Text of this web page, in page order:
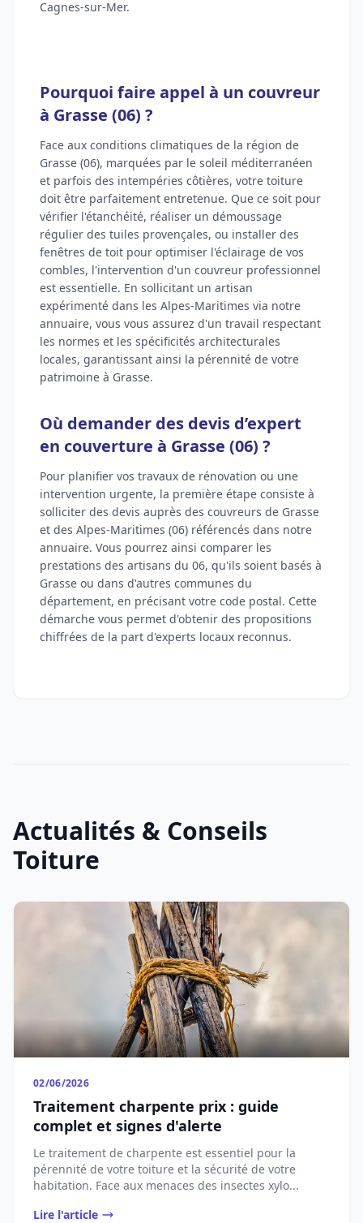
Cagnes-sur-Mer.
Pourquoi faire appel à un couvreur
à Grasse (06) ?
Face aux conditions climatiques de la région de
Grasse (06), marquées par le soleil méditerranéen
et parfois des intempéries côtières, votre toiture
doit être parfaitement entretenue. Que ce soit pour
vérifier l'étanchéité, réaliser un démoussage
régulier des tuiles provençales, ou installer des
fenêtres de toit pour optimiser l'éclairage de vos
combles, l'intervention d'un couvreur professionnel
est essentielle. En sollicitant un artisan
expérimenté dans les Alpes-Maritimes via notre
annuaire, vous vous assurez d'un travail respectant
les normes et les spécificités architecturales
locales, garantissant ainsi la pérennité de votre
patrimoine à Grasse.
Où demander des devis d’expert
en couverture à Grasse (06) ?
Pour planifier vos travaux de rénovation ou une
intervention urgente, la première étape consiste à
solliciter des devis auprès des couvreurs de Grasse
et des Alpes-Maritimes (06) référencés dans notre
annuaire. Vous pourrez ainsi comparer les
prestations des artisans du 06, qu'ils soient basés à
Grasse ou dans d'autres communes du
département, en précisant votre code postal. Cette
démarche vous permet d'obtenir des propositions
chiffrées de la part d'experts locaux reconnus.
Actualités & Conseils
Toiture
02/06/2026
Traitement charpente prix : guide
complet et signes d'alerte
Le traitement de charpente est essentiel pour la
pérennité de votre toiture et la sécurité de votre
habitation. Face aux menaces des insectes xylo...
Lire l'article